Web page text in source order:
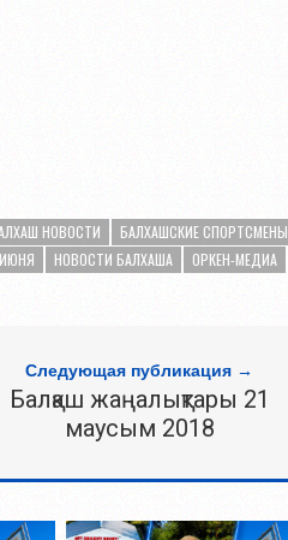
НОВОСТИ
БАЛХАШСКИЕ СПОРТСМЕНЫ
НОВОСТИ БАЛХАША
ОРКЕН-МЕДИА
Следующая публикация →
Балқаш жаңалықтары 21
маусым 2018